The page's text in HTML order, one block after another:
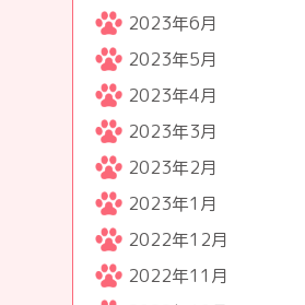
2023年6月
2023年5月
2023年4月
2023年3月
2023年2月
2023年1月
2022年12月
2022年11月